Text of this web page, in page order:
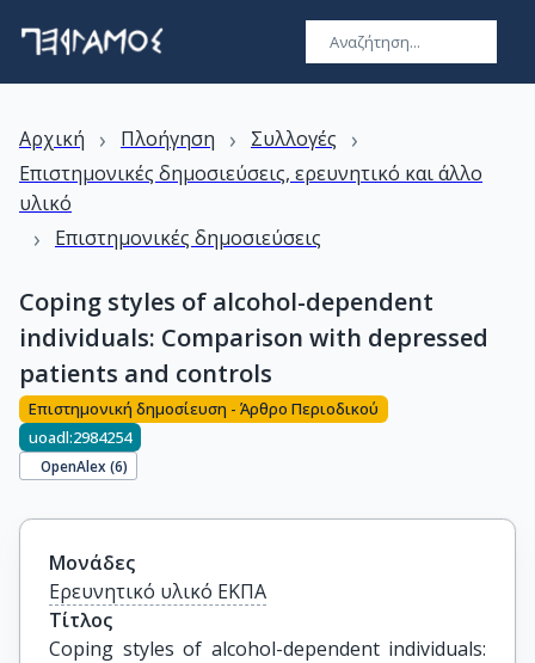
Αρχική › Πλοήγηση › Συλλογές ›
Επιστημονικές δημοσιεύσεις, ερευνητικό και άλλο
υλικό
› Επιστημονικές δημοσιεύσεις
Coping styles of alcohol-dependent
individuals: Comparison with depressed
patients and controls
Επιστημονική δημοσίευση - Άρθρο Περιοδικού
uoadl:2984254
OpenAlex (6)
Μονάδες
Ερευνητικό υλικό ΕΚΠΑ
Τίτλος
Coping styles of alcohol-dependent individuals: